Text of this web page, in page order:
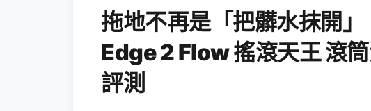
拖地不再是「把髒水抹開
Edge 2 Flow 搖滾天王 滾
評測